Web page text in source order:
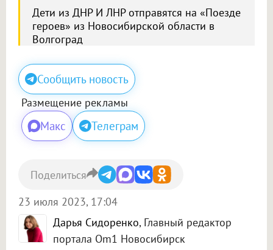
Дети из ДНР И ЛНР отправятся на «Поезде
героев» из Новосибирской области в
Волгоград
Сообщить новость
Размещение рекламы
Макс Телеграм
Дарья Сидоренко, Главный редактор
портала Om1 Новосибирск
23 июля 2023, 17:04
Поделиться